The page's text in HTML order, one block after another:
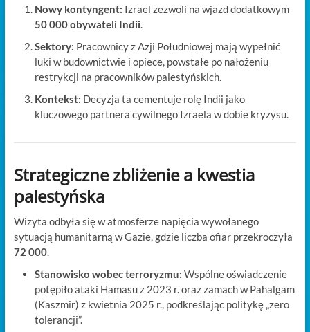
Nowy kontyngent: Izrael zezwoli na wjazd dodatkowym
50 000 obywateli Indii.
Sektory: Pracownicy z Azji Południowej mają wypełnić
luki w budownictwie i opiece, powstałe po nałożeniu
restrykcji na pracowników palestyńskich.
Kontekst: Decyzja ta cementuje rolę Indii jako
kluczowego partnera cywilnego Izraela w dobie kryzysu.
Strategiczne zbliżenie a kwestia
palestyńska
Wizyta odbyła się w atmosferze napięcia wywołanego
sytuacją humanitarną w Gazie, gdzie liczba ofiar przekroczyła
72 000.
Stanowisko wobec terroryzmu: Wspólne oświadczenie
potępiło ataki Hamasu z 2023 r. oraz zamach w Pahalgam
(Kaszmir) z kwietnia 2025 r., podkreślając politykę „zero
tolerancji”.